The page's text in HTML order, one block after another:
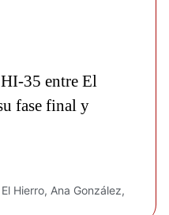
35 entre El
fase final y
Hierro, Ana González,